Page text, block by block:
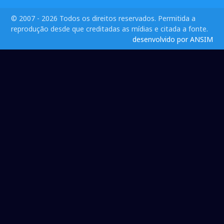
© 2007 - 2026 Todos os direitos reservados. Permitida a
reprodução desde que creditadas as mídias e citada a fonte.
desenvolvido por ANSIM